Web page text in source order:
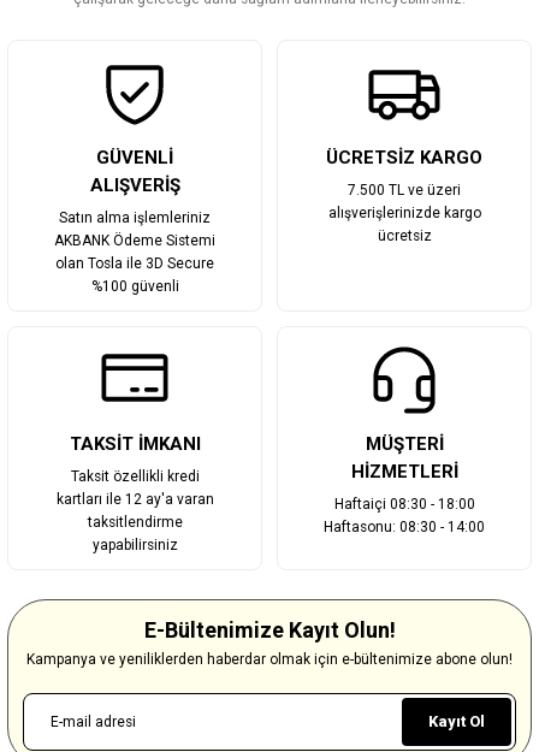
GÜVENLİ
ALIŞVERİŞ
Satın alma işlemleriniz
AKBANK Ödeme Sistemi
olan Tosla ile 3D Secure
%100 güvenli
ÜCRETSİZ KARGO
7.500 TL ve üzeri
alışverişlerinizde kargo
ücretsiz
TAKSİT İMKANI
Taksit özellikli kredi
kartları ile 12 ay'a varan
taksitlendirme
yapabilirsiniz
MÜŞTERİ
HİZMETLERİ
Haftaiçi 08:30 - 18:00
Haftasonu: 08:30 - 14:00
E-Bültenimize Kayıt Olun!
Kampanya ve yeniliklerden haberdar olmak için e-bültenimize abone olun!
Kayıt Ol